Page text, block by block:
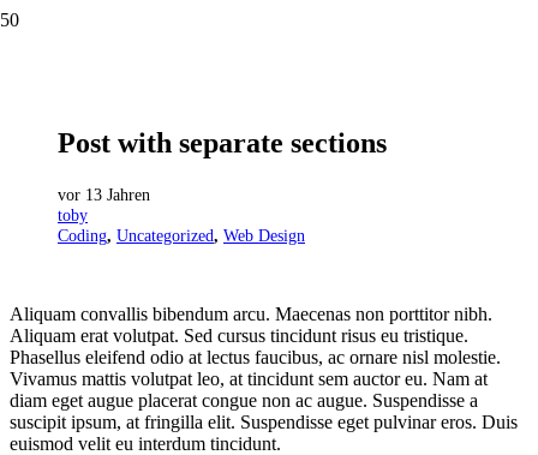
Post with separate sections
vor 13 Jahren
toby
Coding, Uncategorized, Web Design
Aliquam convallis bibendum arcu. Maecenas non porttitor nibh.
Aliquam erat volutpat. Sed cursus tincidunt risus eu tristique.
Phasellus eleifend odio at lectus faucibus, ac ornare nisl molestie.
Vivamus mattis volutpat leo, at tincidunt sem auctor eu. Nam at
diam eget augue placerat congue non ac augue. Suspendisse a
suscipit ipsum, at fringilla elit. Suspendisse eget pulvinar eros. Duis
euismod velit eu interdum tincidunt.